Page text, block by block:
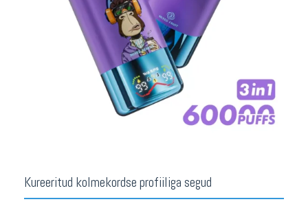
Kureeritud kolmekordse profiiliga segud